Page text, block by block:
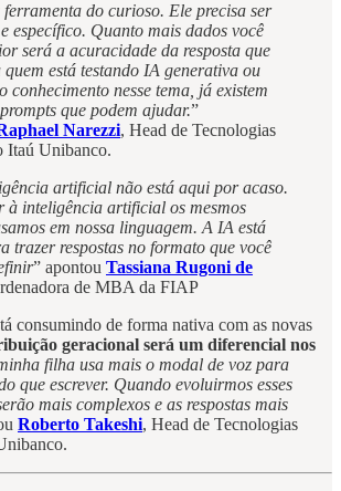
do curioso. Ele precisa ser
específico. Quanto mais dados você
será a acuracidade da resposta que
está testando IA generativa ou
conhecimento nesse tema, já existem
que podem ajudar.”
Narezzi, Head de Tecnologias
Itaú Unibanco.
artificial não está aqui por acaso.
à inteligência artificial os mesmos
em nossa linguagem. A IA está
trazer respostas no formato que você
” apontou Tassiana Rugoni de
de MBA da FIAP
consumindo de forma nativa com as novas
geracional será um diferencial nos
filha usa mais o modal de voz para
que escrever. Quando evoluirmos esses
mais complexos e as respostas mais
Roberto Takeshi, Head de Tecnologias